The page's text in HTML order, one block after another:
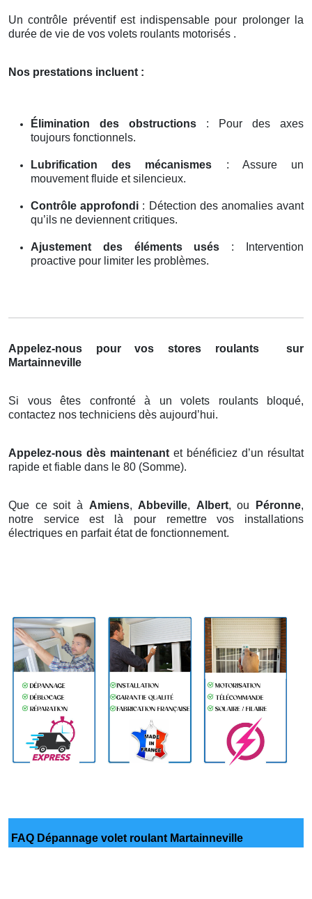
Un contrôle préventif est indispensable pour prolonger la
durée de vie de vos volets roulants motorisés .
Nos prestations incluent :
Élimination des obstructions : Pour des axes
toujours fonctionnels.
Lubrification des mécanismes : Assure un
mouvement fluide et silencieux.
Contrôle approfondi : Détection des anomalies avant
qu’ils ne deviennent critiques.
Ajustement des éléments usés : Intervention
proactive pour limiter les problèmes.
Appelez-nous pour vos stores roulants
sur
Martainneville
Si vous êtes confronté à un volets roulants bloqué,
contactez nos techniciens dès aujourd’hui.
Appelez-nous dès maintenant et bénéficiez d’un résultat
rapide et fiable dans le 80 (Somme).
Que ce soit à Amiens, Abbeville, Albert, ou Péronne,
notre service est là pour remettre vos installations
électriques en parfait état de fonctionnement.
FAQ Dépannage volet roulant Martainneville